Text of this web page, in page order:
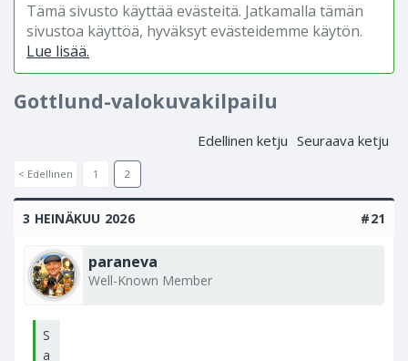
Tämä sivusto käyttää evästeitä. Jatkamalla tämän
sivustoa käyttöä, hyväksyt evästeidemme käytön.
Lue lisää.
Gottlund-valokuvakilpailu
Edellinen ketju Seuraava ketju
< Edellinen 1 2
3 HEINÄKUU 2026 #21
paraneva
Well-Known Member
S
a